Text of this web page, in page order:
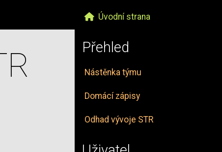
Úvodní strana
Přehled
Nástěnka týmu
Domácí zápisy
Odhad vývoje STR